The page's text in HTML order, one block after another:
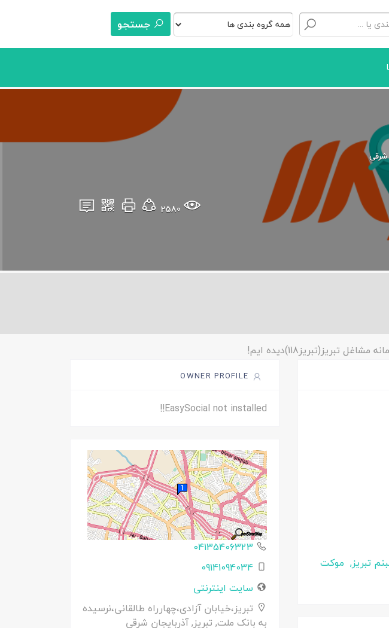
جستجو
شرقی
2580
ایم!
تبریز, موکت
EasySocial not installed!!
04135406323
09141094034
سایت اینترنتی
تبریز،خیابان آزادی،چهارراه طالقانی،نرسیده
به بانک ملت, تبریز, آذربایجان شرقی